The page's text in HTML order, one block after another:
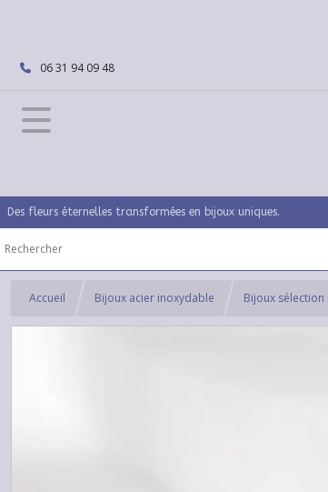
06 31 94 09 48
Des fleurs éternelles transformées en bijoux uniques.
Accueil Bijoux acier inoxydable Bijoux